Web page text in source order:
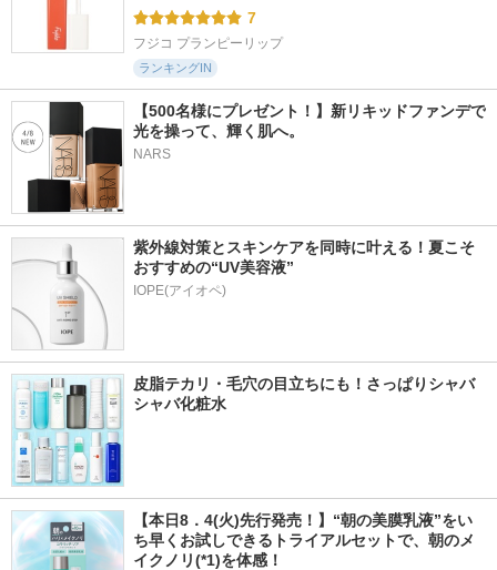
7
フジコ プランピーリップ
ランキングIN
【500名様にプレゼント！】新リキッドファンデで
光を操って、輝く肌へ。
NARS
紫外線対策とスキンケアを同時に叶える！夏こそ
おすすめの“UV美容液”
IOPE(アイオペ)
皮脂テカリ・毛穴の目立ちにも！さっぱりシャバ
シャバ化粧水
【本日8．4(火)先行発売！】“朝の美膜乳液”をい
ち早くお試しできるトライアルセットで、朝のメ
イクノリ(*1)を体感！